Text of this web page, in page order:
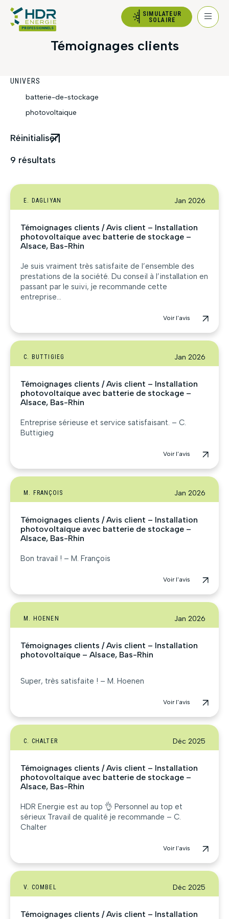
PROFESSIONNELS
SIMULATEUR
SOLAIRE
Témoignages clients
UNIVERS
batterie-de-stockage
photovoltaique
Réinitialiser
9 résultats
E. DAGLIYAN Jan 2026
Témoignages clients / Avis client – Installation
photovoltaïque avec batterie de stockage –
Alsace, Bas-Rhin
Je suis vraiment très satisfaite de l’ensemble des
prestations de la société. Du conseil à l’installation en
passant par le suivi, je recommande cette
entreprise...
Voir l'avis
C. BUTTIGIEG Jan 2026
Témoignages clients / Avis client – Installation
photovoltaïque avec batterie de stockage –
Alsace, Bas-Rhin
Entreprise sérieuse et service satisfaisant. – C.
Buttigieg
Voir l'avis
M. FRANÇOIS Jan 2026
Témoignages clients / Avis client – Installation
photovoltaïque avec batterie de stockage –
Alsace, Bas-Rhin
Bon travail ! – M. François
Voir l'avis
M. HOENEN Jan 2026
Témoignages clients / Avis client – Installation
photovoltaïque – Alsace, Bas-Rhin
Super, très satisfaite ! – M. Hoenen
Voir l'avis
C. CHALTER Déc 2025
Témoignages clients / Avis client – Installation
photovoltaïque avec batterie de stockage –
Alsace, Bas-Rhin
HDR Energie est au top 👌 Personnel au top et
sérieux Travail de qualité je recommande – C.
Chalter
Voir l'avis
V. COMBEL Déc 2025
Témoignages clients / Avis client – Installation